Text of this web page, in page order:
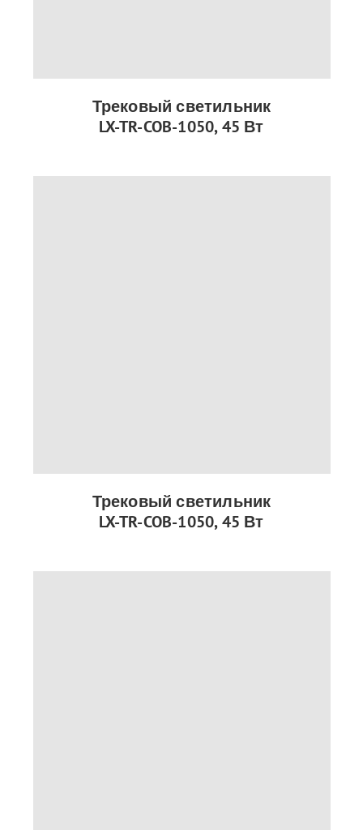
Трековый светильник
LX-TR-COB-1050, 45 Вт
Трековый светильник
LX-TR-COB-1050, 45 Вт